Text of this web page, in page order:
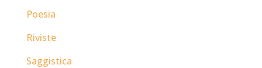
Poesia
Riviste
Saggistica